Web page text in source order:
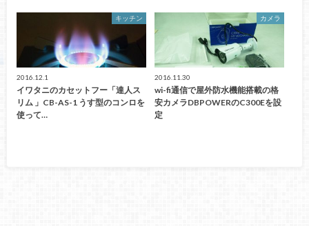
キッチン
2016.12.1
イワタニのカセットフー「達人ス
リム 」CB-AS-1 うす型のコンロを
使って…
カメラ
2016.11.30
wi-fi通信で屋外防水機能搭載の格
安カメラDBPOWERのC300Eを設
定